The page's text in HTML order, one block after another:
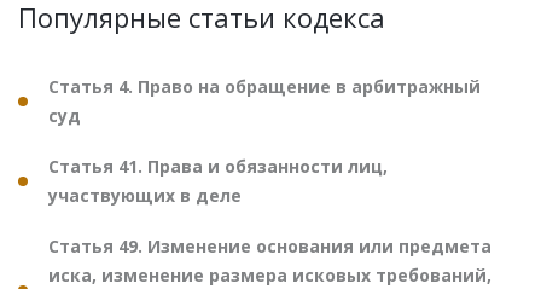
Популярные статьи кодекса
Статья 4. Право на обращение в арбитражный
суд
Статья 41. Права и обязанности лиц,
участвующих в деле
Статья 49. Изменение основания или предмета
иска, изменение размера исковых требований,